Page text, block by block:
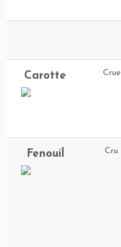
Carotte Crue
Fenouil Cru